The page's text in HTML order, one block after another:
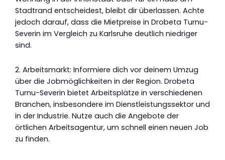
Stadtrand entscheidest, bleibt dir überlassen. Achte
jedoch darauf, dass die Mietpreise in Drobeta Turnu-
Severin im Vergleich zu Karlsruhe deutlich niedriger
sind.
2. Arbeitsmarkt: Informiere dich vor deinem Umzug
über die Jobmöglichkeiten in der Region. Drobeta
Turnu-Severin bietet Arbeitsplätze in verschiedenen
Branchen, insbesondere im Dienstleistungssektor und
in der Industrie. Nutze auch die Angebote der
örtlichen Arbeitsagentur, um schnell einen neuen Job
zu finden.